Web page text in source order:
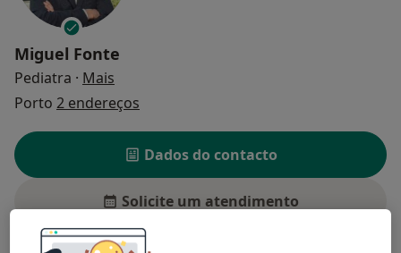
Miguel Fonte
Pediatra · Mais
Porto 2 endereços
Dados do contacto
Solicite um atendimento